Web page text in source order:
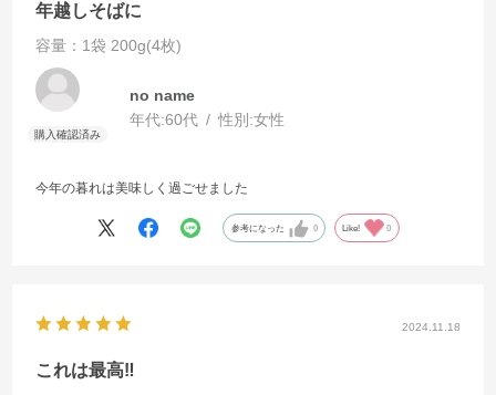
年越しそばに
容量：1袋 200g(4枚)
no name
年代:60代 性別:女性
今年の暮れは美味しく過ごせました
参考になった 0 Like! 0
2024.11.18
これは最高‼️